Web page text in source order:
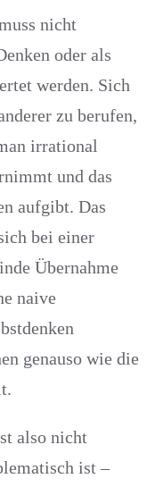
nicht
oder als
werden. Sich
zu berufen,
irrational
und das
aufgibt. Das
bei einer
Übernahme
naive
genauso wie die
also nicht
ist –